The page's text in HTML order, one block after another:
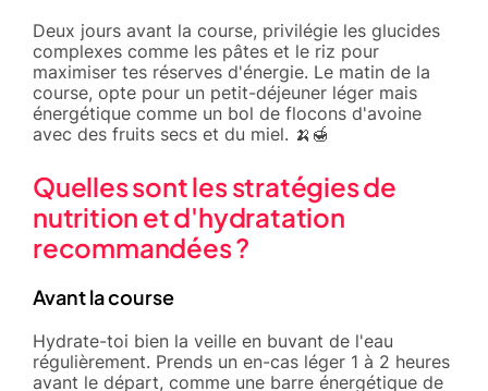
Deux jours avant la course, privilégie les glucides
complexes comme les pâtes et le riz pour
maximiser tes réserves d'énergie. Le matin de la
course, opte pour un petit-déjeuner léger mais
énergétique comme un bol de flocons d'avoine
avec des fruits secs et du miel. 🍌🍯
Quelles sont les stratégies de
nutrition et d'hydratation
recommandées ?
Avant la course
Hydrate-toi bien la veille en buvant de l'eau
régulièrement. Prends un en-cas léger 1 à 2 heures
avant le départ, comme une barre énergétique de